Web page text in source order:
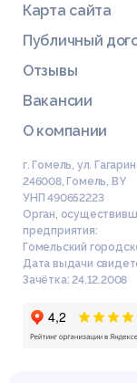
Карта сайта
Публичный
Отзывы
Вакансии
О компании
г. Гомель, ул.
246008,Гомель BY
УНП 490652223
Орган,
предприятия:
Гомельский
Дата выдачи
Зачётка: 24.12.2008